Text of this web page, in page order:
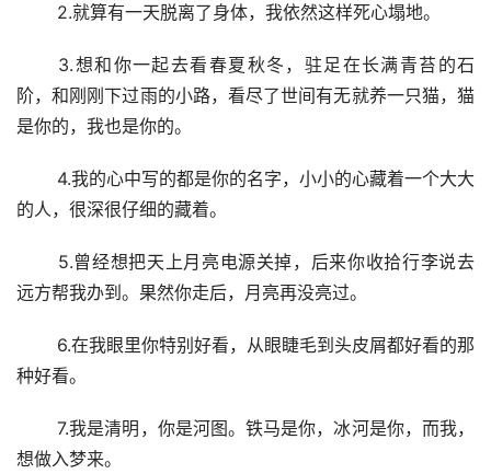
2.就算有一天脱离了身体，我依然这样死心塌地。
阶，和刚刚下过雨的小路，看尽了世间有无就养一只猫，猫
是你的，我也是你的。
的人，很深很仔细的藏着。
远方帮我办到。果然你走后，月亮再没亮过。
种好看。
7.我是清明，你是河图。铁马是你，冰河是你，而我，
想做入梦来。